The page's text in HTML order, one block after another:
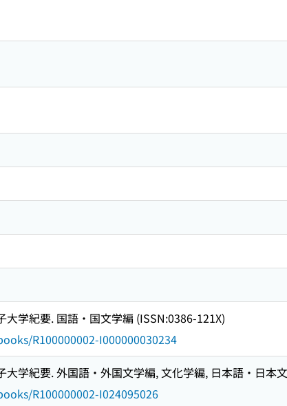
学紀要. 国語・国文学編 (ISSN:0386-121X)
R100000002-I000000030234
大学紀要. 外国語・外国文学編, 文化学編, 日本語・日本
R100000002-I024095026